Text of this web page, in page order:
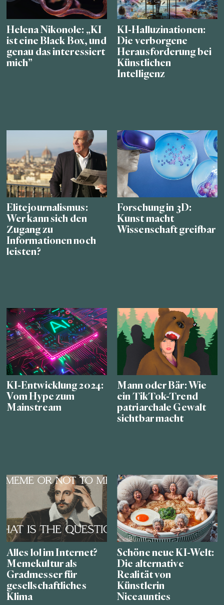
Helena Nikonole: „KI
ist eine Black Box, und
genau das interessiert
mich”
KI-Halluzinationen:
Die verborgene
Herausforderung bei
Künstlichen
Intelligenz
Elitejournalismus:
Wer kann sich den
Zugang zu
Informationen noch
leisten?
Forschung in 3D:
Kunst macht
Wissenschaft greifbar
KI-Entwicklung 2024:
Vom Hype zum
Mainstream
Mann oder Bär: Wie
ein TikTok-Trend
patriarchale Gewalt
sichtbar macht
Alles lol im Internet?
Memekultur als
Gradmesser für
gesellschaftliches
Klima
Schöne neue KI-Welt:
Die alternative
Realität von
Künstlerin
Niceaunties